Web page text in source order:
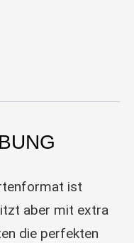
Groove Menge
ist
aber mit extra
die perfekten